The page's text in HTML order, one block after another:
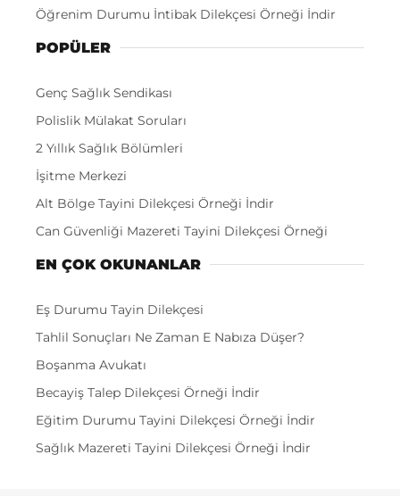
Öğrenim Durumu İntibak Dilekçesi Örneği İndir
POPÜLER
Genç Sağlık Sendikası
Polislik Mülakat Soruları
2 Yıllık Sağlık Bölümleri
İşitme Merkezi
Alt Bölge Tayini Dilekçesi Örneği İndir
Can Güvenliği Mazereti Tayini Dilekçesi Örneği
EN ÇOK OKUNANLAR
Eş Durumu Tayin Dilekçesi
Tahlil Sonuçları Ne Zaman E Nabıza Düşer?
Boşanma Avukatı
Becayiş Talep Dilekçesi Örneği İndir
Eğitim Durumu Tayini Dilekçesi Örneği İndir
Sağlık Mazereti Tayini Dilekçesi Örneği İndir